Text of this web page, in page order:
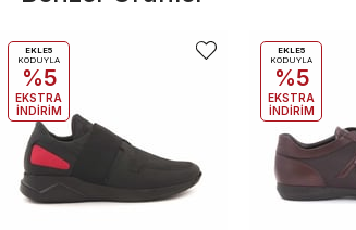
EKLE5
KODUYLA
%5
EKSTRA
İNDİRİM
EKLE5
KODUYLA
%5
EKSTRA
İNDİRİM